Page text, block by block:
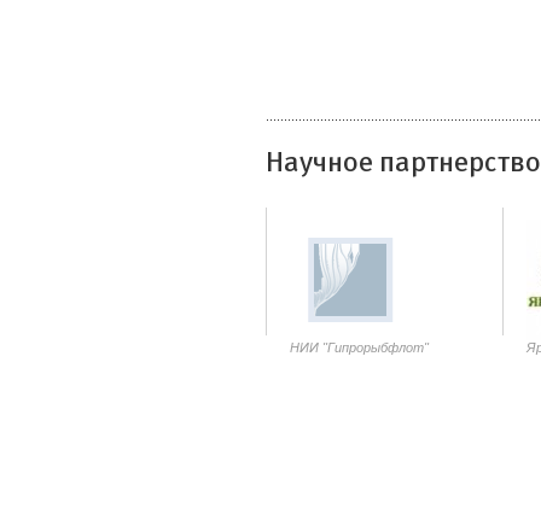
Научное партнерство
НИИ "Гипрорыбфлот"